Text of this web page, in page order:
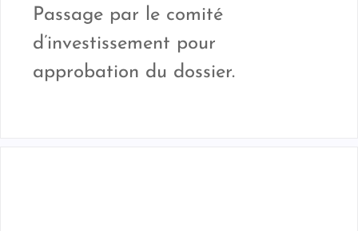
Passage par le comité
d’investissement pour
approbation du dossier.